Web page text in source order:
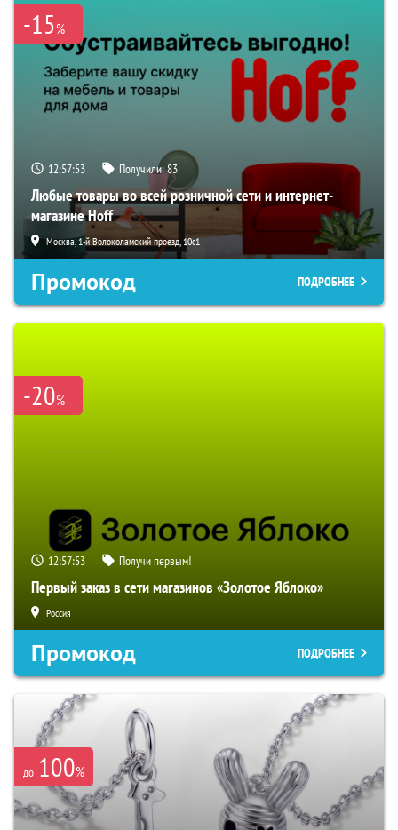
-15%
12:57:52 Получили:83
Любые товары во всей розничной сети и интернет-
магазине Hoff
Москва, 1-й Волоколамский проезд, 10с1
Промокод ПОДРОБНЕЕ
-20%
12:57:52 Получи первым!
Первый заказ в сети магазинов «Золотое Яблоко»
Россия
Промокод ПОДРОБНЕЕ
до 100%